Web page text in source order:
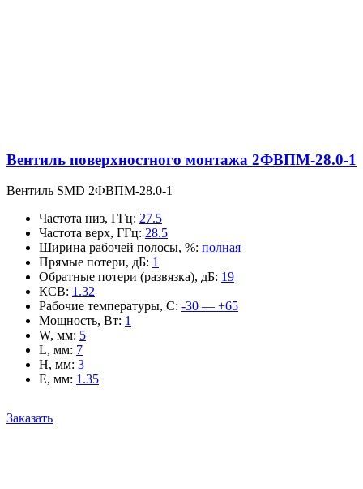
Вентиль поверхностного монтажа 2ФВПМ-28.0-1
Вентиль SMD 2ФВПМ-28.0-1
Частота низ, ГГц: 27.5
Частота верх, ГГц: 28.5
Ширина рабочей полосы, %: полная
Прямые потери, дБ: 1
Обратные потери (развязка), дБ: 19
КСВ: 1.32
Рабочие температуры, С: -30 — +65
Мощность, Вт: 1
W, мм: 5
L, мм: 7
H, мм: 3
E, мм: 1.35
Заказать